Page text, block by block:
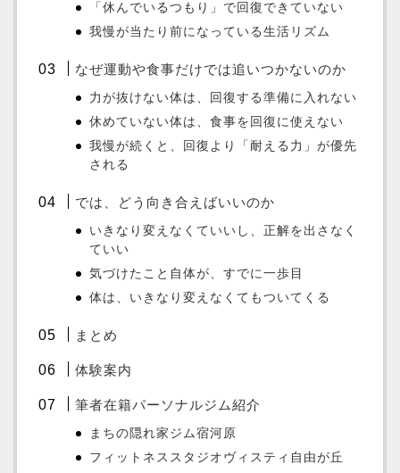
「休んでいるつもり」で回復できていない
我慢が当たり前になっている生活リズム
なぜ運動や食事だけでは追いつかないのか
力が抜けない体は、回復する準備に入れない
休めていない体は、食事を回復に使えない
我慢が続くと、回復より「耐える力」が優先
される
では、どう向き合えばいいのか
いきなり変えなくていいし、正解を出さなく
ていい
気づけたこと自体が、すでに一歩目
体は、いきなり変えなくてもついてくる
まとめ
体験案内
筆者在籍パーソナルジム紹介
まちの隠れ家ジム宿河原
フィットネススタジオヴィスティ自由が丘